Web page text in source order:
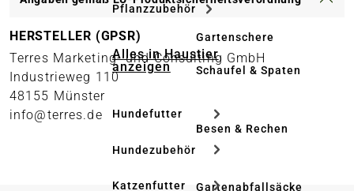
Pflanzzubehör
Alles in Haustier
anzeigen
Hundefutter
Hundezubehör
Katzenfutter
Gartenschere
Schaufel & Spaten
Besen & Rechen
Gartenabfallsäcke
HERSTELLER (GPSR)
Terres Marketing- und Consulting GmbH
Industrieweg 110
48155 Münster
info@terres.de